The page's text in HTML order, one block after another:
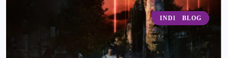
INDICAÇÃO
BLOG